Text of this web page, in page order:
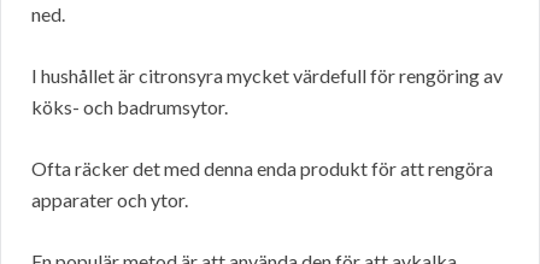
ned.
I hushållet är citronsyra mycket värdefull för rengöring av
köks- och badrumsytor.
Ofta räcker det med denna enda produkt för att rengöra
apparater och ytor.